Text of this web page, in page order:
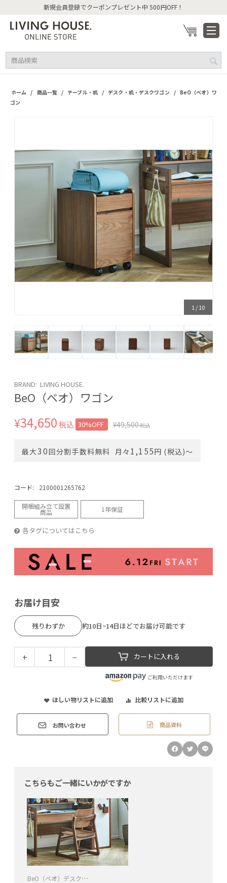
新規会員登録でクーポンプレゼント中 500円OFF！
ホーム / 商品一覧 / テーブル・机 / デスク・机・デスクワゴン /
BeO（ベオ）ワ
ゴン
1 /10
BRAND: LIVING HOUSE.
BeO（ベオ）ワゴン
¥34,650税込 30%OFF ¥49,500税込
最大30回分割手数料無料 月々 1,155円 (税込)〜
コード: 2100001265762
開梱組み立て設置
商品 1年保証
各タグについてはこちら
お届け目安
残りわずか 約10日~14日ほどでお届け可能です
+ − カートに入れる
ご利用いただけます
ほしい物リストに追加 比較リストに追加
お問い合わせ 商品資料
こちらもご一緒にいかがですか
BeO（ベオ）デスクチェア